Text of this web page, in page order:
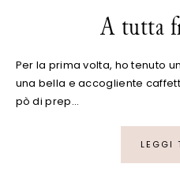
A tutta
Per la prima volta, ho tenuto
una bella e accogliente
pò di prep…
LEGGI